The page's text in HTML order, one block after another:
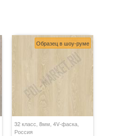
Образец в шоу-руме
32 класс, 8мм, 4V-фаска,
Россия